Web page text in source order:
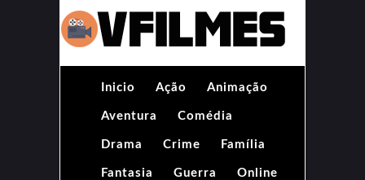
Inicio Ação Animação
Aventura Comédia
Drama Crime Família
Fantasia Guerra Online